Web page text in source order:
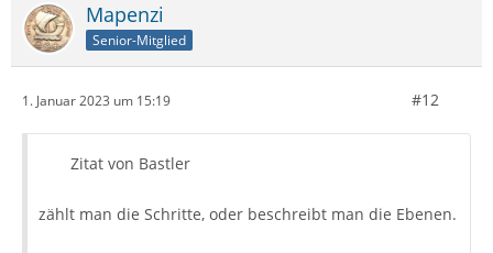
Mapenzi
Senior-Mitglied
1. Januar 2023 um 15:19 #12
Zitat von Bastler
zählt man die Schritte, oder beschreibt man die Ebenen.